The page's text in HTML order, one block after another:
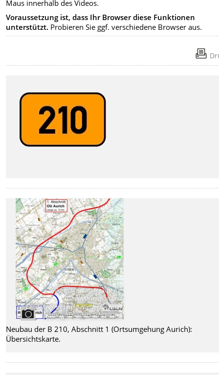
Maus innerhalb des Videos.
Voraussetzung ist, dass Ihr Browser diese Funktionen
unterstützt. Probieren Sie ggf. verschiedene Browser aus.
Bildrechte:Landesamt für
Geoinformation und
Landesvermessung Niedersachsen
(www.lgln.niedersachsen.de)
Neubau der B 210, Abschnitt 1 (Ortsumgehung Aurich):
Übersichtskarte.